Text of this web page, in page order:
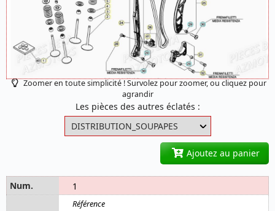
Zoomer en toute simplicité ! Survolez pour zoomer, ou cliquez pour
agrandir
Les pièces des autres éclatés :
Ajoutez au panier
1